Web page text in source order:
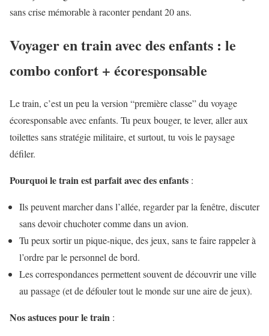
sans crise mémorable à raconter pendant 20 ans.
Voyager en train avec des enfants : le
combo confort + écoresponsable
Le train, c’est un peu la version “première classe” du voyage
écoresponsable avec enfants. Tu peux bouger, te lever, aller aux
toilettes sans stratégie militaire, et surtout, tu vois le paysage
défiler.
Pourquoi le train est parfait avec des enfants :
Ils peuvent marcher dans l’allée, regarder par la fenêtre, discuter
sans devoir chuchoter comme dans un avion.
Tu peux sortir un pique-nique, des jeux, sans te faire rappeler à
l’ordre par le personnel de bord.
Les correspondances permettent souvent de découvrir une ville
au passage (et de défouler tout le monde sur une aire de jeux).
Nos astuces pour le train :